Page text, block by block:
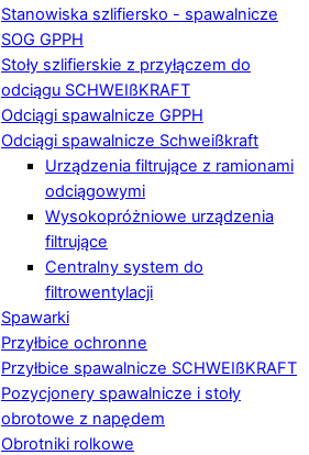
Stanowiska szlifiersko - spawalnicze
SOG GPPH
Stoły szlifierskie z przyłączem do
odciągu SCHWEIßKRAFT
Odciągi spawalnicze GPPH
Odciągi spawalnicze Schweißkraft
Urządzenia filtrujące z ramionami
odciągowymi
Wysokopróżniowe urządzenia
filtrujące
Centralny system do
filtrowentylacji
Spawarki
Przyłbice ochronne
Przyłbice spawalnicze SCHWEIßKRAFT
Pozycjonery spawalnicze i stoły
obrotowe z napędem
Obrotniki rolkowe